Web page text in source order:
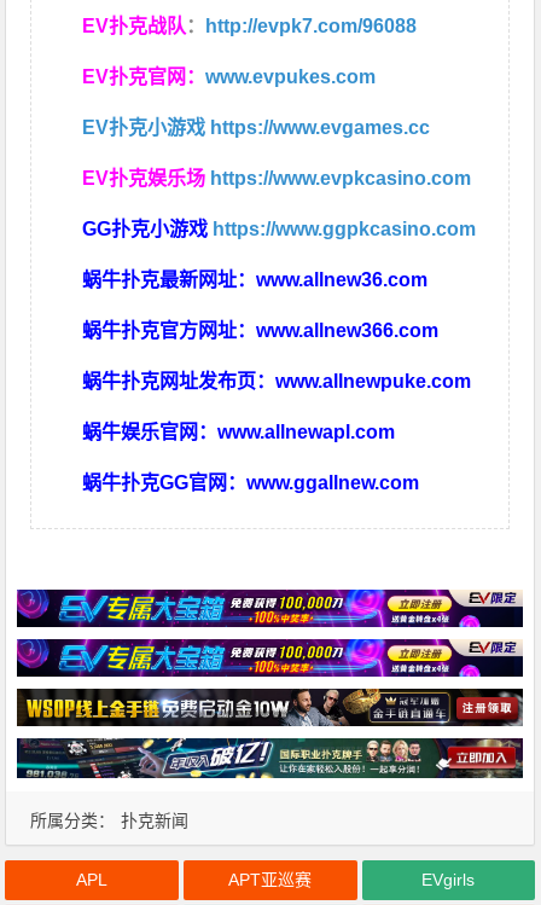
EV扑克战队 ： http://evpk7.com/96088
EV扑克官网：www.evpukes.com
EV扑克小游戏 https://www.evgames.cc
EV扑克娱乐场 https://www.evpkcasino.com
GG扑克小游戏 https://www.ggpkcasino.com
蜗牛扑克最新网址：www.allnew36.com
蜗牛扑克官方网址：www.allnew366.com
蜗牛扑克网址发布页：www.allnewpuke.com
蜗牛娱乐官网：www.allnewapl.com
蜗牛扑克GG官网：www.ggallnew.com
所属分类： 扑克新闻
APL APT亚巡赛 EVgirls